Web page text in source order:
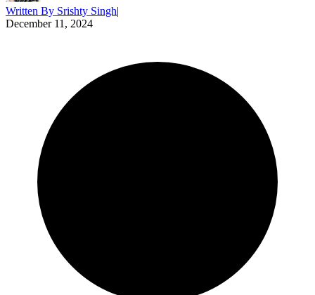
Written By Srishty Singh|
December 11, 2024